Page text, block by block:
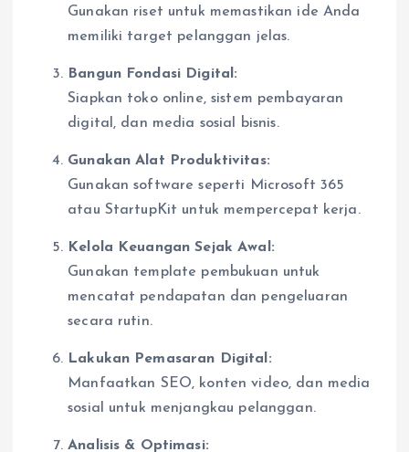
Gunakan riset untuk memastikan ide Anda
memiliki target pelanggan jelas.
Bangun Fondasi Digital:
Siapkan toko online, sistem pembayaran
digital, dan media sosial bisnis.
Gunakan Alat Produktivitas:
Gunakan software seperti Microsoft 365
atau StartupKit untuk mempercepat kerja.
Kelola Keuangan Sejak Awal:
Gunakan template pembukuan untuk
mencatat pendapatan dan pengeluaran
secara rutin.
Lakukan Pemasaran Digital:
Manfaatkan SEO, konten video, dan media
sosial untuk menjangkau pelanggan.
Analisis & Optimasi: